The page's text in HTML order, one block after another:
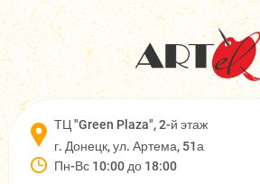
ТЦ "Green Plaza", 2-й этаж
г. Донецк, ул. Артема, 51а
Пн-Вс 10:00 до 18:00